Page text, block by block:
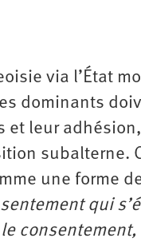
via l’État
dominants
leur
subalterne.
une forme
qui